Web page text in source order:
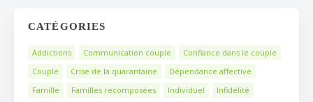
CATÉGORIES
Addictions Communication couple
Confiance dans le couple
Couple
Crise de la quarantaine
Dépendance affective
Famille
Familles recomposées Individuel
Infidélité